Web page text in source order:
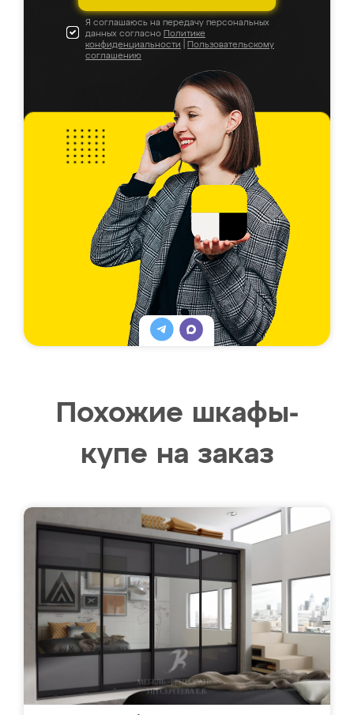
Я соглашаюсь на передачу персональных
данных согласно Политике
конфиденциальности
Пользовательскому
соглашению
Похожие шкафы-
купе на заказ